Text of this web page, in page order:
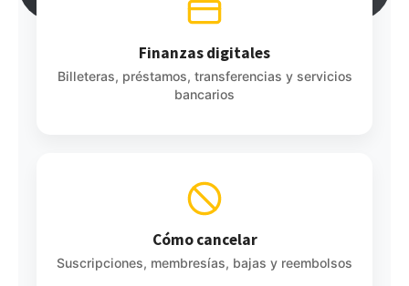
Finanzas digitales
Billeteras, préstamos, transferencias y servicios
bancarios
Cómo cancelar
Suscripciones, membresías, bajas y reembolsos